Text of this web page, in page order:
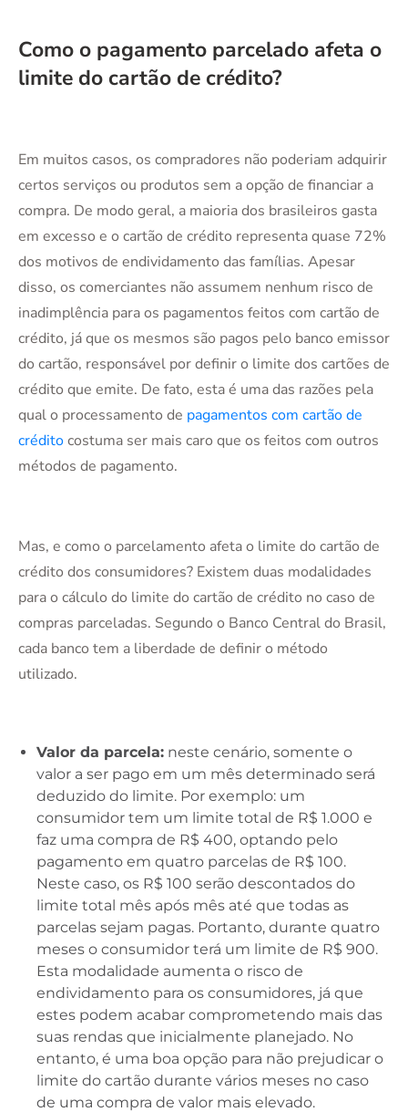
Como o pagamento parcelado afeta o
limite do cartão de crédito?
Em muitos casos, os compradores não poderiam adquirir
certos serviços ou produtos sem a opção de financiar a
compra. De modo geral, a maioria dos brasileiros gasta
em excesso e o cartão de crédito representa quase 72%
dos motivos de endividamento das famílias. Apesar
disso, os comerciantes não assumem nenhum risco de
inadimplência para os pagamentos feitos com cartão de
crédito, já que os mesmos são pagos pelo banco emissor
do cartão, responsável por definir o limite dos cartões de
crédito que emite. De fato, esta é uma das razões pela
qual o processamento de pagamentos com cartão de
créditocostuma ser mais caro que os feitos com outros
métodos de pagamento.
Mas, e como o parcelamento afeta o limite do cartão de
crédito dos consumidores? Existem duas modalidades
para o cálculo do limite do cartão de crédito no caso de
compras parceladas. Segundo o Banco Central do Brasil,
cada banco tem a liberdade de definir o método
utilizado.
Valor da parcela: neste cenário, somente o
valor a ser pago em um mês determinado será
deduzido do limite. Por exemplo: um
consumidor tem um limite total de R$ 1.000 e
faz uma compra de R$ 400, optando pelo
pagamento em quatro parcelas de R$ 100.
Neste caso, os R$ 100 serão descontados do
limite total mês após mês até que todas as
parcelas sejam pagas. Portanto, durante quatro
meses o consumidor terá um limite de R$ 900.
Esta modalidade aumenta o risco de
endividamento para os consumidores, já que
estes podem acabar comprometendo mais das
suas rendas que inicialmente planejado. No
entanto, é uma boa opção para não prejudicar o
limite do cartão durante vários meses no caso
de uma compra de valor mais elevado.